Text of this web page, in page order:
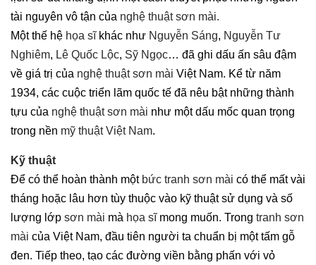
tài nguyên vô tận của nghệ thuật sơn mài.
Một thế hệ họa sĩkhác như Nguyễn Sáng, Nguyễn Tư
Nghiêm, Lê Quốc Lộc, Sỹ Ngọc… đã ghi dấu ấn sâu đậm
về giá trị của nghệ thuật sơn mài Việt Nam. Kể từ năm
1934, các cuộc triển lãm quốc tế đã nêu bật những thành
tựu của nghệ thuật sơn mài như một dấu mốc quan trọng
trong nền mỹ thuật Việt Nam.
Kỹ thuật
Để có thể hoàn thành một bức tranh sơn mài có thể mất vài
tháng hoặc lâu hơn tùy thuộc vào kỹ thuật sử dụng và số
lượng lớp sơn mài mà họa sĩmong muốn. Trong tranh sơn
mài của Việt Nam, đầu tiên người ta chuẩn bị một tấm gỗ
đen. Tiếp theo, tạo các đường viền bằng phấn với vỏ